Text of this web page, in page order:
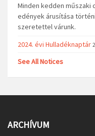
Minden kedden
edények árusítása
szeretettel várunk.
2024. évi Hulladéknaptár
See All Notices
ARCHÍVUM